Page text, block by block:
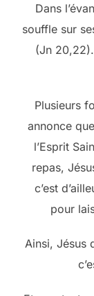
Dans
souffle sur
(Jn
Plusieurs
annonce
l’Esprit
repas,
c’est
pour
Ainsi, Jésus